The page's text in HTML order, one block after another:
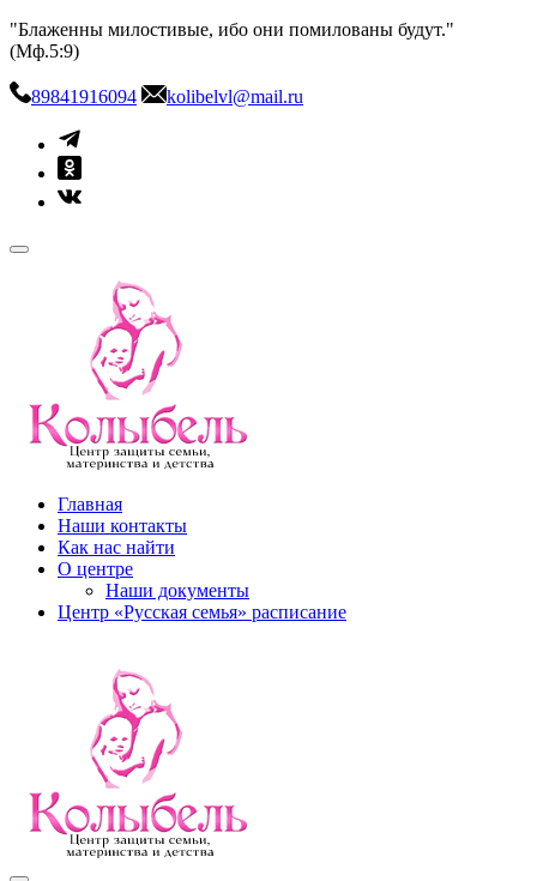
Skip
to
"Блаженны милостивые, ибо они помилованы будут."
(Мф.5:9)
89841916094 kolibelvl@mail.ru
kolibel-vl.ru
Центр защиты семьи, материнства и детства
Главная
Наши контакты
Как нас найти
О центре
Наши документы
Центр «Русская семья» расписание